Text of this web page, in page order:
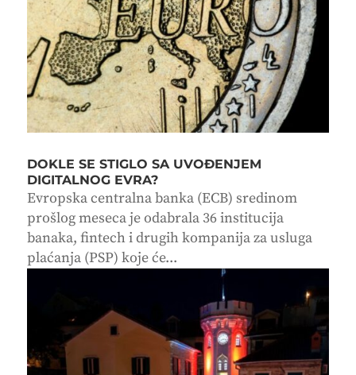
DOKLE SE STIGLO SA UVOĐENJEM
DIGITALNOG EVRA?
Evropska centralna banka (ECB) sredinom
prošlog meseca je odabrala 36 institucija
banaka, fintech i drugih kompanija za usluga
plaćanja (PSP) koje će...